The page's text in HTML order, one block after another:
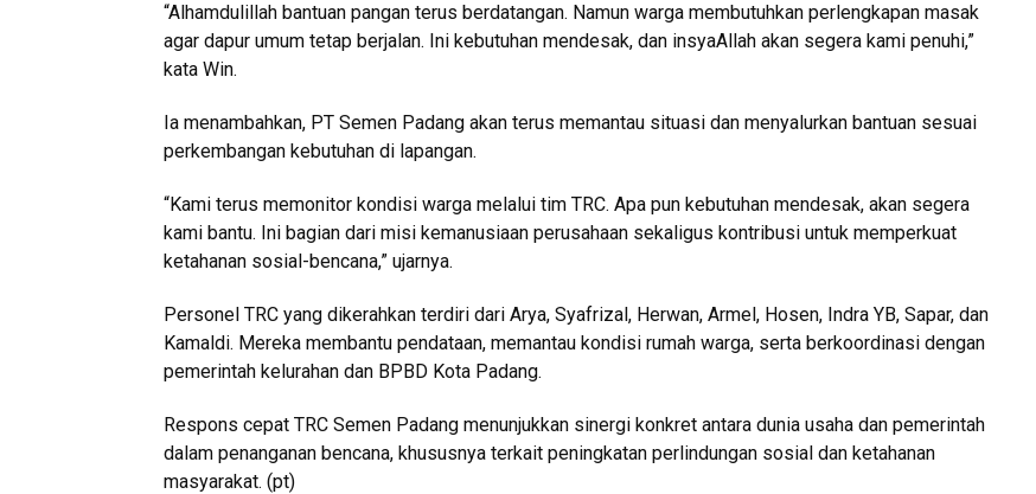
“Alhamdulillah bantuan pangan terus berdatangan. Namun warga membutuhkan perlengkapan masak
agar dapur umum tetap berjalan. Ini kebutuhan mendesak, dan insyaAllah akan segera kami penuhi,”
kata Win.
Ia menambahkan, PT Semen Padang akan terus memantau situasi dan menyalurkan bantuan sesuai
perkembangan kebutuhan di lapangan.
“Kami terus memonitor kondisi warga melalui tim TRC. Apa pun kebutuhan mendesak, akan segera
kami bantu. Ini bagian dari misi kemanusiaan perusahaan sekaligus kontribusi untuk memperkuat
ketahanan sosial-bencana,” ujarnya.
Personel TRC yang dikerahkan terdiri dari Arya, Syafrizal, Herwan, Armel, Hosen, Indra YB, Sapar, dan
Kamaldi. Mereka membantu pendataan, memantau kondisi rumah warga, serta berkoordinasi dengan
pemerintah kelurahan dan BPBD Kota Padang.
Respons cepat TRC Semen Padang menunjukkan sinergi konkret antara dunia usaha dan pemerintah
dalam penanganan bencana, khususnya terkait peningkatan perlindungan sosial dan ketahanan
masyarakat. (pt)